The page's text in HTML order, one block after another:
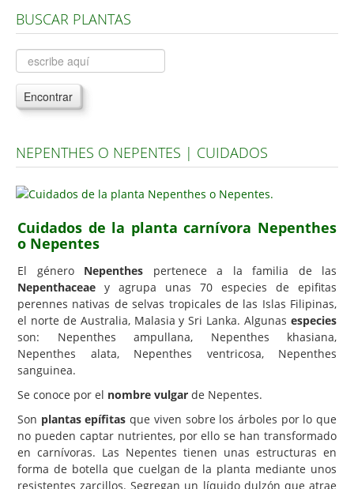
Árboles, Cicas y Palmeras de la G a la Z
Plantas Anuales y Perennes
Plantas Bulbosas y Acuáticas
Plantas de Interior
Plantas Aromáticas y de Huerto
Plantas Carnívoras y Orquídeas
Hemisferio Norte
Hemisferio Sur
Enfermedades
Animales
Hongos
Carencias
Flores y Plantas
Árboles y Palmeras
BUSCAR PLANTAS
Encontrar
NEPENTHES O NEPENTES | CUIDADOS
Cuidados de la planta carnívora Nepenthes
o Nepentes
El género Nepenthes pertenece a la familia de las
Nepenthaceae y agrupa unas 70 especies de epifitas
perennes nativas de selvas tropicales de las Islas Filipinas,
el norte de Australia, Malasia y Sri Lanka. Algunas especies
son: Nepenthes ampullana, Nepenthes khasiana,
Nepenthes alata, Nepenthes ventricosa, Nepenthes
sanguinea.
Se conoce por el nombre vulgar de Nepentes.
Son plantas epífitas que viven sobre los árboles por lo que
no pueden captar nutrientes, por ello se han transformado
en carnívoras. Las Nepentes tienen unas estructuras en
forma de botella que cuelgan de la planta mediante unos
resistentes zarcillos. Segregan un líquido dulzón que atrae